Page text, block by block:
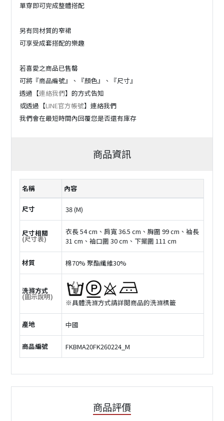
單穿即可完成整體搭配
另有同材質的窄裙
可享受成套搭配的樂趣
若喜愛之商品已售罄
可將『商品編號』、『顏色』、『尺寸』
透過【連絡我們】的方式告知
或透過【LINE官方帳號】連絡我們
我們會在最短時間內回覆您是否還有庫存
商品資訊
名稱 內容
尺寸 38 (M)
尺寸相關
(尺寸表)
衣長 54 cm、肩寬 36.5 cm、胸圍 99 cm、袖長
31 cm、袖口圍 30 cm、下擺圍 111 cm
材質 棉70% 聚酯纖維30%
洗滌方式
(圖示說明)
※具體洗滌方式請詳閲商品的洗滌標籤
產地 中國
商品編號 FKBMA20FK260224_M
商品評價